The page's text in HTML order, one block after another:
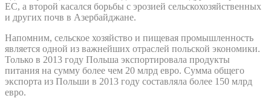
ЕС, а второй касался борьбы с эрозией сельскохозяйственных
и других почв в Азербайджане.
Напомним, сельское хозяйство и пищевая промышленность
является одной из важнейших отраслей польской экономики.
Только в 2013 году Польша экспортировала продукты
питания на сумму более чем 20 млрд евро. Сумма общего
экспорта из Польши в 2013 году составляла более 150 млрд
евро.